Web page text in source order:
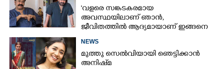
'വളരെ സങ്കടകരമായ
അവസ്ഥയിലാണ് ഞാൻ,
ജീവിതത്തിൽ ആദ്യമായാണ് ഇങ്ങനെ
മോഹൻലാൽ
NEWS
മുത്തു സെൽവിയായി ഞെട്ടിക്കാൻ
അനിഷ്‌മ